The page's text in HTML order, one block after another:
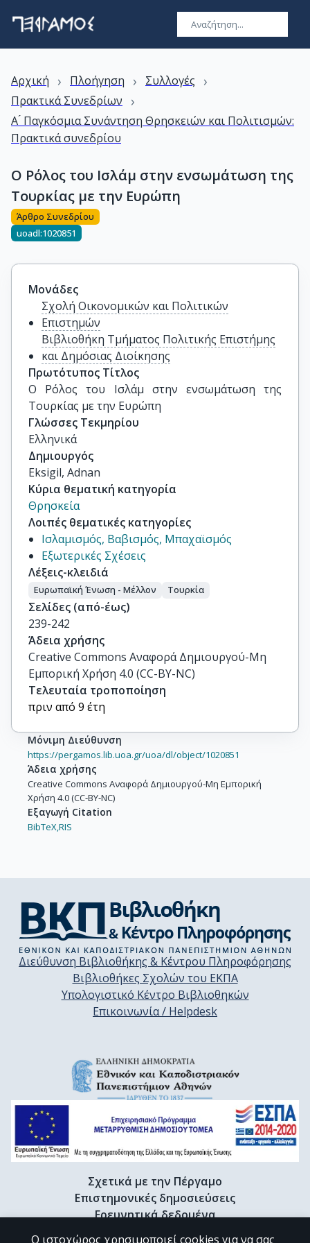
Αρχική › Πλοήγηση › Συλλογές ›
Πρακτικά Συνεδρίων ›
Α ́ Παγκόσμια Συνάντηση Θρησκειών και Πολιτισμών:
Πρακτικά συνεδρίου
Ο Ρόλος του Ισλάμ στην ενσωμάτωση της
Τουρκίας με την Ευρώπη
Άρθρο Συνεδρίου
uoadl:1020851
Μονάδες
Σχολή Οικονομικών και Πολιτικών
Επιστημών
Βιβλιοθήκη Τμήματος Πολιτικής Επιστήμης
και Δημόσιας Διοίκησης
Πρωτότυπος Τίτλος
Ο Ρόλος του Ισλάμ στην ενσωμάτωση της
Τουρκίας με την Ευρώπη
Γλώσσες Τεκμηρίου
Ελληνικά
Δημιουργός
Eksigil, Adnan
Κύρια θεματική κατηγορία
Θρησκεία
Λοιπές θεματικές κατηγορίες
Ισλαμισμός, Βαβισμός, Μπαχαϊσμός
Εξωτερικές Σχέσεις
Λέξεις-κλειδιά
Ευρωπαϊκή Ένωση - Μέλλον Τουρκία
Σελίδες (από-έως)
239-242
Άδεια χρήσης
Creative Commons Αναφορά Δημιουργού-Μη
Εμπορική Χρήση 4.0 (CC-BY-NC)
Τελευταία τροποποίηση
πριν από 9 έτη
Μόνιμη Διεύθυνση
https://pergamos.lib.uoa.gr/uoa/dl/object/1020851
Άδεια χρήσης
Creative Commons Αναφορά Δημιουργού-Μη Εμπορική
Χρήση 4.0 (CC-BY-NC)
Εξαγωγή Citation
BibTeX,RIS
Διεύθυνση Βιβλιοθήκης & Κέντρου Πληροφόρησης
Βιβλιοθήκες Σχολών του ΕΚΠΑ
Υπολογιστικό Κέντρο Βιβλιοθηκών
Επικοινωνία / Helpdesk
Σχετικά με την Πέργαμο
Επιστημονικές δημοσιεύσεις
Ερευνητικά δεδομένα
Διδακτορικές διατριβές & Γκρίζα βιβλιογραφία
Ο ιστοχώρος χρησιμοποιεί cookies για να σας